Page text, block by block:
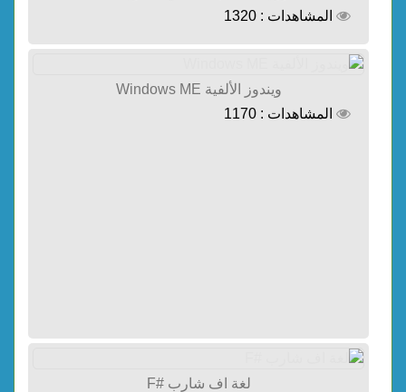
المشاهدات : 1320
ويندوز الألفية Windows ME
المشاهدات : 1170
لغة اف شارب #F